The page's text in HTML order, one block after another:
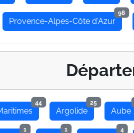
Provence-Alpes-Côte d'Azur
98
44
Argolide
25
Aube
1 1 4